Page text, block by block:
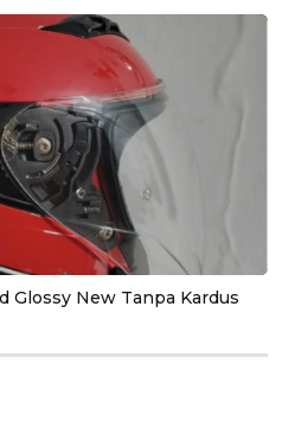
Glossy New Tanpa Kardus